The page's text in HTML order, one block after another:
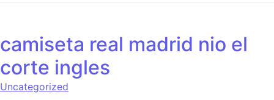
camiseta real madrid nio el
corte ingles
Uncategorized